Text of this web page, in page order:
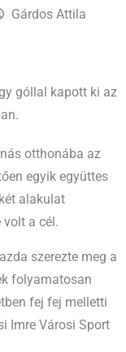
Gárdos Attila
góllal kapott ki az
otthonába az
egyik együttes
alakulat
volt a cél.
szerezte meg a
folyamatosan
fej fej melletti
Imre Városi Sport